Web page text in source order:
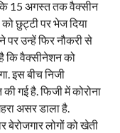
कि 15 अगस्त तक वैक्सीन
छुट्टी पर भेज दिया
पर उन्हें फिर नौकरी से
कि वैक्सीनेशन को
इस बीच निजी
गई है. फिजी में कोरोना
असर डाला है.
बेरोजगार लोगों को खेती